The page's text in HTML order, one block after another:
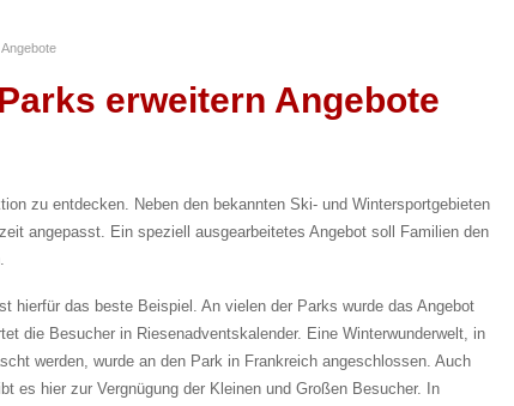
erweitern Angebote
zu entdecken. Neben den bekannten Ski- und Wintersportgebieten
angepasst. Ein speziell ausgearbeitetes Angebot soll Familien den
hierfür das beste Beispiel. An vielen der Parks wurde das Angebot
die Besucher in Riesenadventskalender. Eine Winterwunderwelt, in
werden, wurde an den Park in Frankreich angeschlossen. Auch
es hier zur Vergnügung der Kleinen und Großen Besucher. In